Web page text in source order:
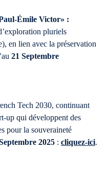
Émile Victor» :
pluriels
en lien avec la préservation
21 Septembre
Tech 2030, continuant
up qui développent des
pour la souveraineté
2025 : cliquez-ici.